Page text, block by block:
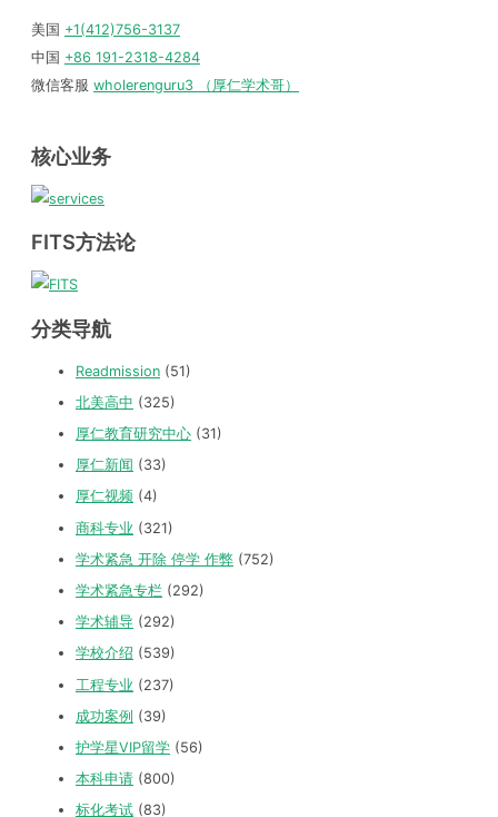
美国 +1(412)756-3137
中国 +86 191-2318-4284
微信客服 wholerenguru3 （厚仁学术哥）
核心业务
FITS方法论
分类导航
Readmission (51)
北美高中 (325)
厚仁教育研究中心 (31)
厚仁新闻 (33)
厚仁视频 (4)
商科专业 (321)
学术紧急 开除 停学 作弊 (752)
学术紧急专栏 (292)
学术辅导 (292)
学校介绍 (539)
工程专业 (237)
成功案例 (39)
护学星VIP留学 (56)
本科申请 (800)
标化考试 (83)